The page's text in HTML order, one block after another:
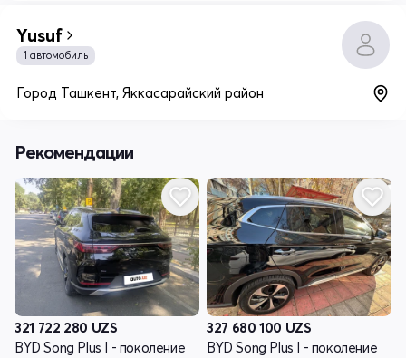
Yusuf
1 автомобиль
Город Ташкент, Яккасарайский район
Рекомендации
321 722 280 UZS
BYD Song Plus I - поколение
327 680 100 UZS
BYD Song Plus I - поколение